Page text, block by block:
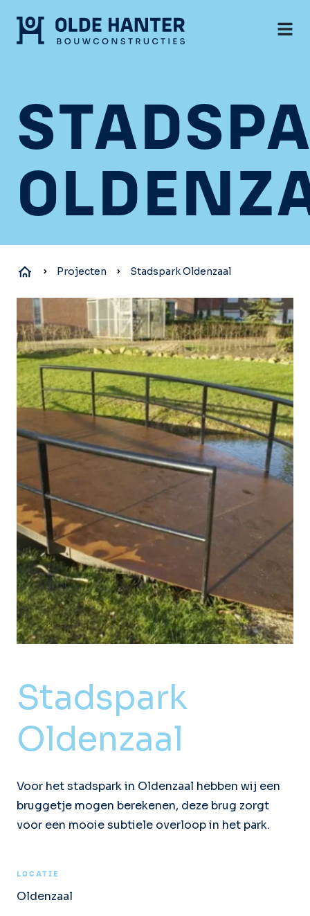
Projecten Stadspark Oldenzaal
Stadspark
Oldenzaal
Voor het stadspark in Oldenzaal hebben wij een
bruggetje mogen berekenen, deze brug zorgt
voor een mooie subtiele overloop in het park.
LOCATIE
Oldenzaal